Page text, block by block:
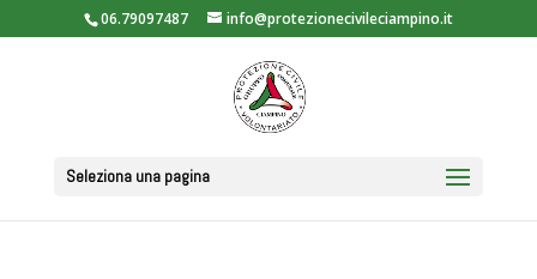
06.79097487 info@protezionecivileciampino.it
Seleziona una pagina